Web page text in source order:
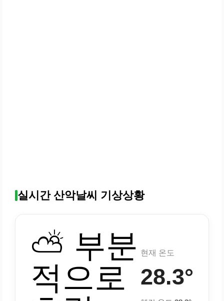
실시간 산악날씨 기상상황
⛅ 부분
적으로
현재 온도
28.3°